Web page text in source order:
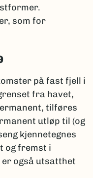
som for
på fast fjell i
fra havet,
tilføres
utløp til (og
kjennetegnes
og fremst i
også utsatthet